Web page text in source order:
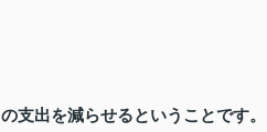
支出を減らせるということです。